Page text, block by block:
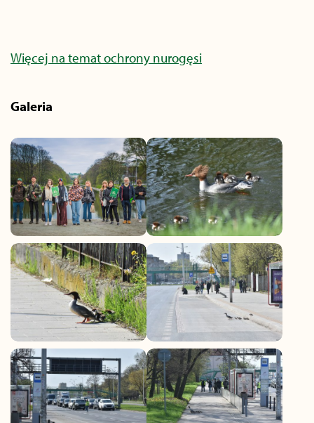
Więcej na temat ochrony nurogęsi
Galeria